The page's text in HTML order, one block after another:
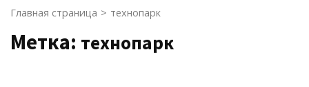
Главная страница > технопарк
Метка: технопарк